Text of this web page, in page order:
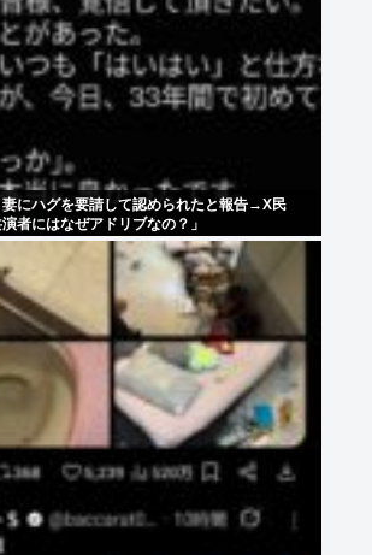
妻にハグを要請して認められたと報告→X民
者にはなぜアドリブなの？」